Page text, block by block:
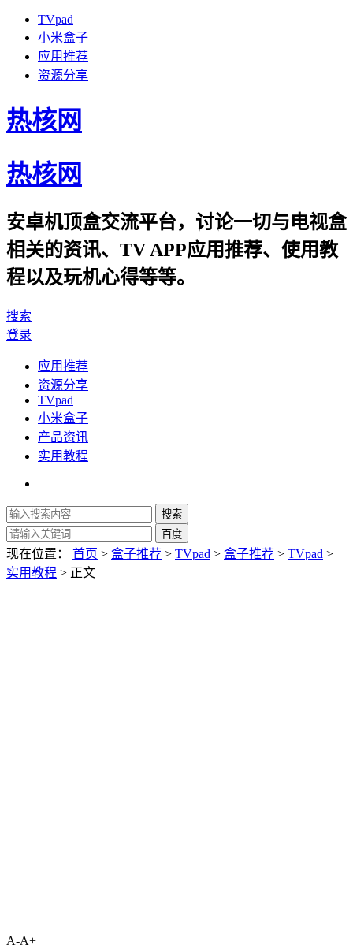
TVpad
小米盒子
应用推荐
资源分享
热核网
热核网
安卓机顶盒交流平台，讨论一切与电视盒
相关的资讯、TV APP应用推荐、使用教
程以及玩机心得等等。
搜索
登录
应用推荐
资源分享
TVpad
小米盒子
产品资讯
实用教程
现在位置： 首页 > 盒子推荐 > TVpad > 盒子推荐 > TVpad >
实用教程 > 正文
A-A+